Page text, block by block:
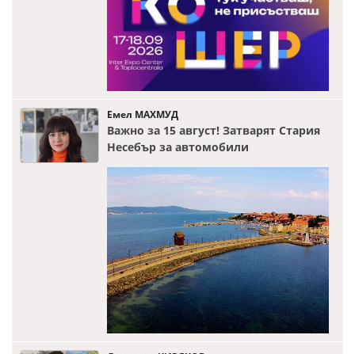
Емел МАХМУД
Важно за 15 август! Затварят Стария
Несебър за автомобили